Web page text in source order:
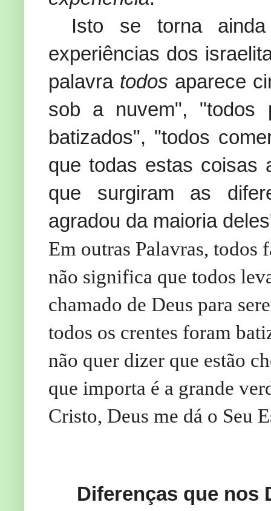
Isto se torna
experiências dos
palavra todos aparece
sob a nuvem", "todos
batizados", "todos
que todas estas coisas
que surgiram as
agradou da maioria
Em outras Palavras, todos
não significa que todos
chamado de Deus para
todos os crentes foram
não quer dizer que estão
que importa é a grande
Cristo, Deus me dá o Seu
Diferenças que nos